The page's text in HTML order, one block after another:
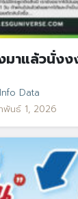
าแล้วนั่งง
Info Data
พันธ์ 1, 2026